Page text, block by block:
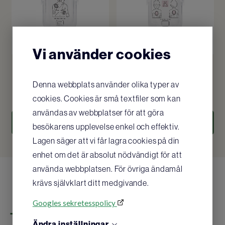
Vi använder cookies
Denna webbplats använder olika typer av
cookies. Cookies är små textfiler som kan
användas av webbplatser för att göra
besökarens upplevelse enkel och effektiv.
Lagen säger att vi får lagra cookies på din
enhet om det är absolut nödvändigt för att
använda webbplatsen. För övriga ändamål
krävs självklart ditt medgivande.
Googles sekretesspolicy
1 674SEK/ st 2 660SEK
KÖP
Tillbehör som gör PHILIPS